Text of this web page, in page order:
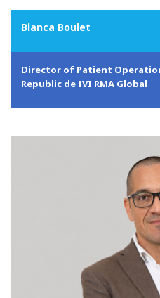
Blanca Boulet
Director of Patient
Republic de IVI RMA Global